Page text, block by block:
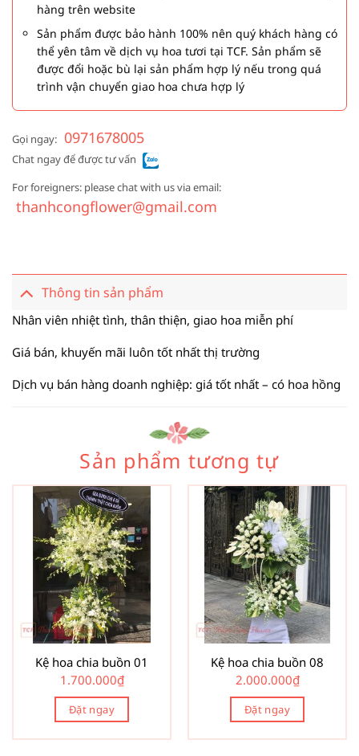
hàng trên website
Sản phẩm được bảo hành 100% nên quý khách hàng có
thể yên tâm về dịch vụ hoa tươi tại TCF. Sản phẩm sẽ
được đổi hoặc bù lại sản phẩm hợp lý nếu trong quá
trình vận chuyển giao hoa chưa hợp lý
Gọi ngay: 0971678005
Chat ngay để được tư vấn
For foreigners: please chat with us via email:
thanhcongflower@gmail.com
Thông tin sản phẩm
Nhân viên nhiệt tình, thân thiện, giao hoa miễn phí
Giá bán, khuyến mãi luôn tốt nhất thị trường
Dịch vụ bán hàng doanh nghiệp: giá tốt nhất – có hoa hồng
Sản phẩm tương tự
Kệ hoa chia buồn 01
1.700.000₫
Đặt ngay
Kệ hoa chia buồn 08
2.000.000₫
Đặt ngay